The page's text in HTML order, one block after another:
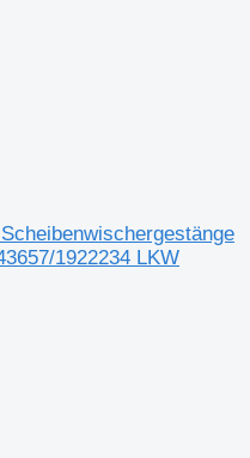
1922234 LKW